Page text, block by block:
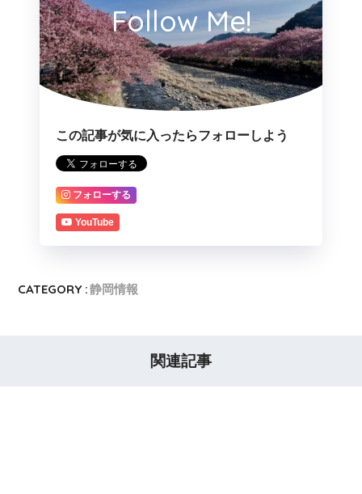
Follow Me!
この記事が気に入ったらフォローしよう
フォローする
YouTube
CATEGORY :静岡情報
関連記事